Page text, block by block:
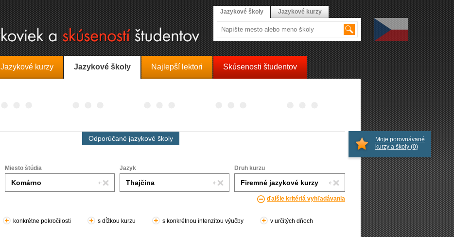
Jazykové kurzy Jazykové školy Najlepší lektori Skúsenosti študentov
Odporúčané jazykové školy
Miesto štúdia Jazyk Druh kurzu
ďalšie kritériá vyhľadávania
konkrétne pokročilosti s dĺžkou kurzu s konkrétnou intenzitou výučby v určitých dňoch
Moje porovnávané
kurzy a školy (0)
Jazykové školy Jazykové kurzy